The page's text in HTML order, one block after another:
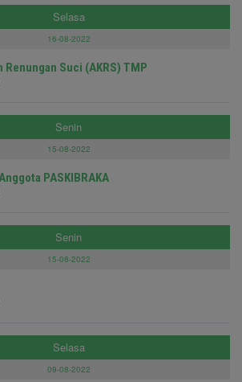
Selasa
16-08-2022
Suci (AKRS) TMP
Senin
15-08-2022
PASKIBRAKA
Senin
15-08-2022
Selasa
09-08-2022